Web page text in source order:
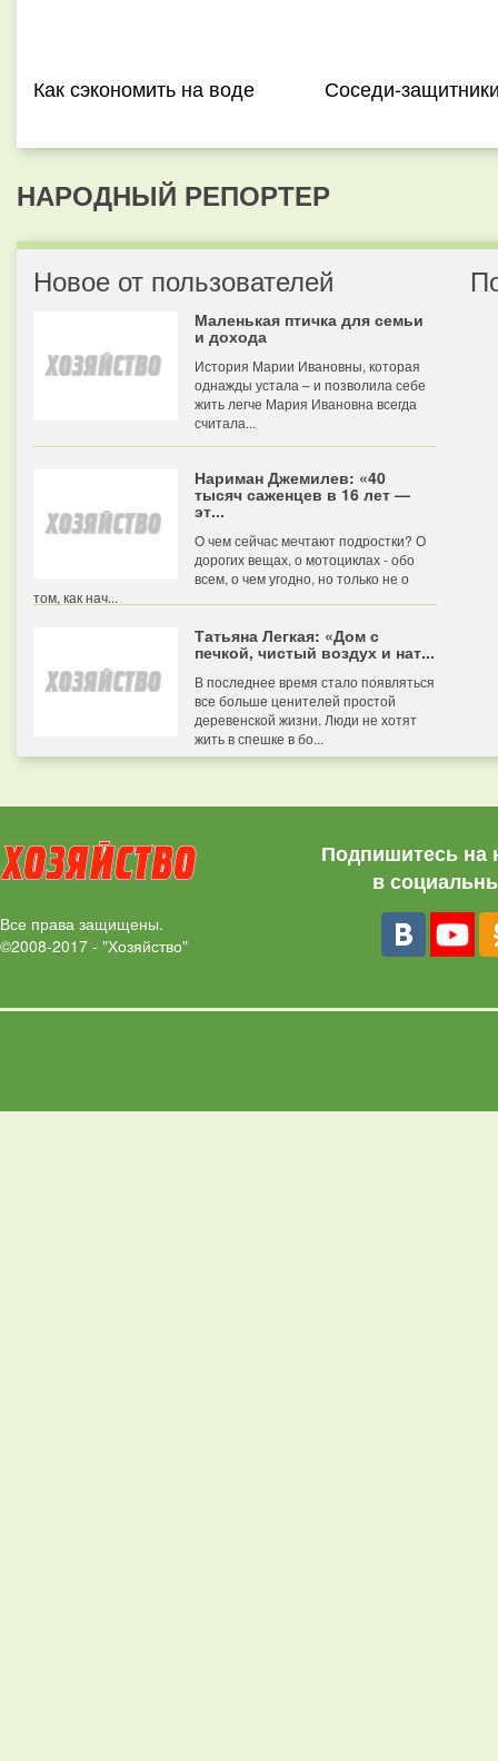
Как сэкономить на воде Соседи-
НАРОДНЫЙ РЕПОРТЕР
Новое от пользователей
Маленькая птичка для семьи
и дохода
История Марии Ивановны, которая
однажды устала – и позволила себе
жить легче Мария Ивановна всегда
считала...
Нариман Джемилев: «40
тысяч саженцев в 16 лет —
эт...
О чем сейчас мечтают подростки? О
дорогих вещах, о мотоциклах - обо
всем, о чем угодно, но только не о
том, как нач...
Татьяна Легкая: «Дом с
печкой, чистый воздух и нат...
В последнее время стало появляться
все больше ценителей простой
деревенской жизни. Люди не хотят
жить в спешке в бо...
Все права защищены.
©2008-2017 - "Хозяйство"
Подпишитесь на
в